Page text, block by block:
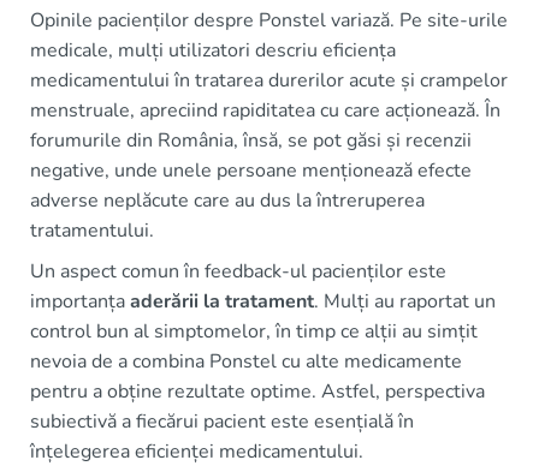
Opinile pacienților despre Ponstel variază. Pe site-urile
medicale, mulți utilizatori descriu eficiența
medicamentului în tratarea durerilor acute și crampelor
menstruale, apreciind rapiditatea cu care acționează. În
forumurile din România, însă, se pot găsi și recenzii
negative, unde unele persoane menționează efecte
adverse neplăcute care au dus la întreruperea
tratamentului.
Un aspect comun în feedback-ul pacienților este
importanțaaderării la tratament. Mulți au raportat un
control bun al simptomelor, în timp ce alții au simțit
nevoia de a combina Ponstel cu alte medicamente
pentru a obține rezultate optime. Astfel, perspectiva
subiectivă a fiecărui pacient este esențială în
înțelegerea eficienței medicamentului.